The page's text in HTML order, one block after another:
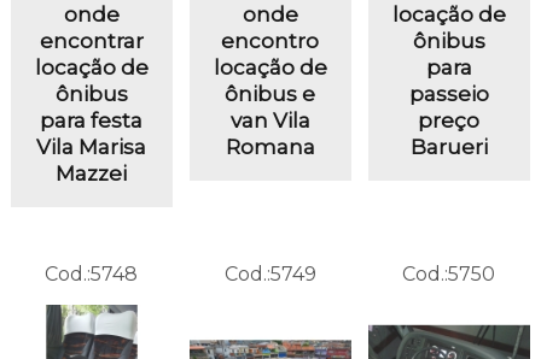
onde
encontrar
locação de
ônibus
para festa
Vila Marisa
Mazzei
onde
encontro
locação de
ônibus e
van Vila
Romana
locação de
ônibus
para
passeio
preço
Barueri
Cod.:5748 Cod.:5749 Cod.:5750